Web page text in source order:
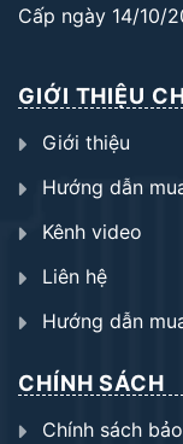
Cấp ngày 14/10/
GIỚI THIỆU
Giới thiệu
Hướng dẫn
Kênh video
Liên hệ
Hướng dẫn
CHÍNH SÁCH
Chính sách